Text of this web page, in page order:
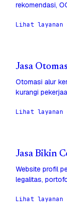
rekomendasi,
Lihat layanan
Jasa
Otomasi alur
kurangi
Lihat layanan
Jasa Bikin
Website profil
legalitas,
Lihat layanan